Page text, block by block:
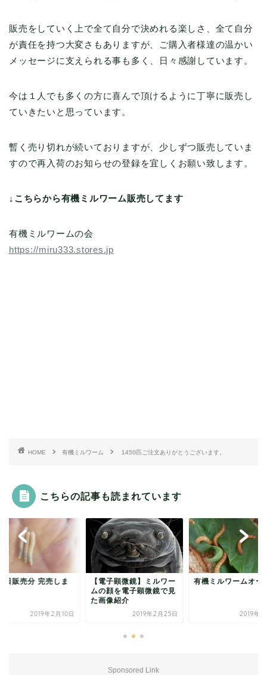
販売をしていく上で全て自分で決めれる楽しさ、全て自分
が責任を持つ大変さもありますが、ご購入者様達の温かい
メッセージに支えられる事も多く、日々感謝しています。
今は１人でも多くの方に喜んで頂けるように丁寧に販売し
ていきたいと思っています。
暫く売り切れが続いておりますが、少しずつ販売していま
すので再入荷のお知らせの登録を宜しくお願い致します。
↓こちらから有機ミルワーム販売してます
有機ミルワームの会
https://miru333.stores.jp
HOME 有機ミルワーム 1450匹ご注文ありがとうございます。
こちらの記事も読まれています
日販売分 完売しま
2019年2月10日
【電子顕微鏡】ミルワー
ムの顔を電子顕微鏡で見
た画像紹介
2019年2月25日
有機ミルワームオー
2019年6
Sponsored Link